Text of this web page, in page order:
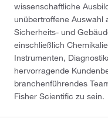
wissenschaftliche
unübertroffene Auswahl
Sicherheits- und
einschließlich
Instrumenten,
hervorragende
branchenführendes
Fisher Scientific zu sein.